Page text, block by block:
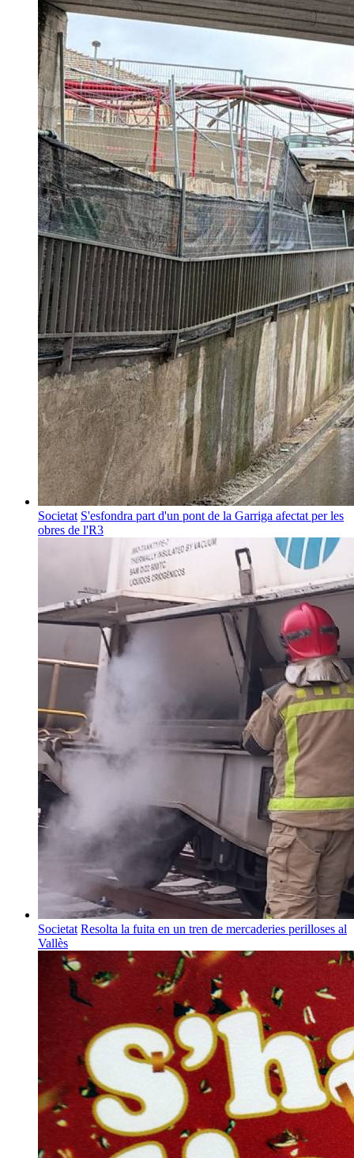
Societat S'esfondra part d'un pont de la Garriga afectat per les
obres de l'R3
Societat Resolta la fuita en un tren de mercaderies perilloses al
Vallès